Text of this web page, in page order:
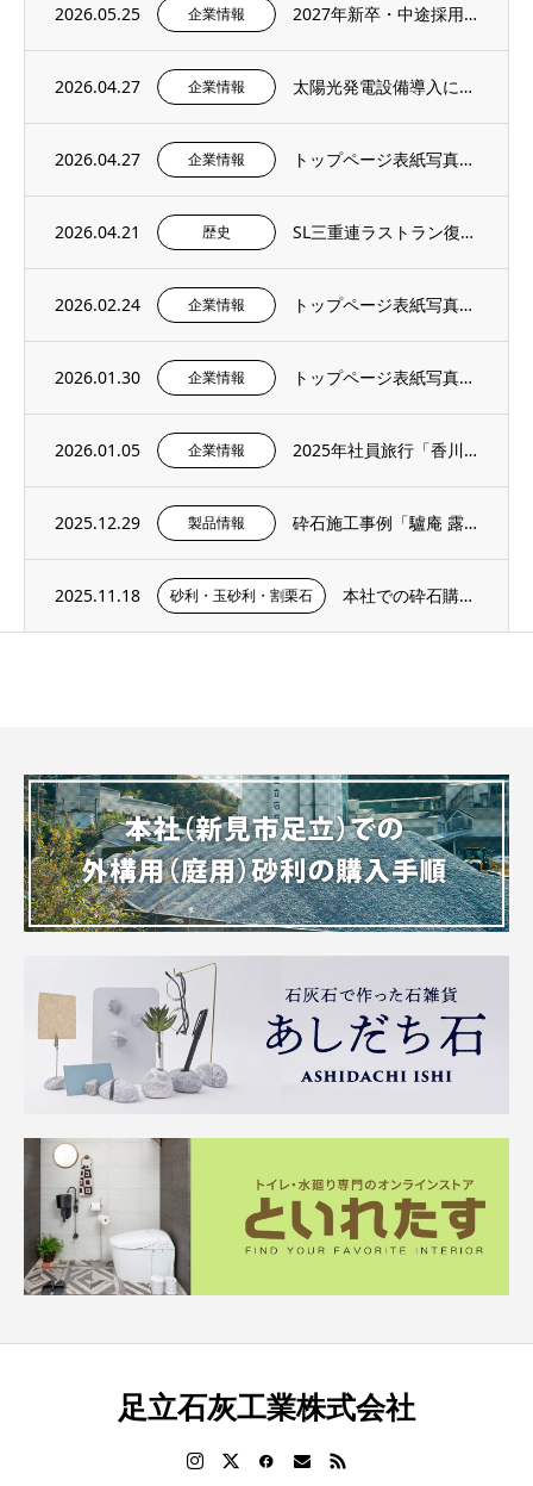
2026.05.25 企業情報 2027年新卒・中途採用情報を更新いたしました。
2026.04.27 企業情報 太陽光発電設備導入に関するお知らせ
2026.04.27 企業情報 トップページ表紙写真のご紹介 – 社内報4月号より
2026.04.21 歴史 SL三重連ラストラン復刻＆記念撮影イベントにご招待いただきました。
2026.02.24 企業情報 トップページ表紙写真のご紹介 – 社内報2月号より
2026.01.30 企業情報 トップページ表紙写真のご紹介 – 社内報1月号より
2026.01.05 企業情報 2025年社員旅行「香川・愛媛へ」
2025.12.29 製品情報 砕石施工事例「驢庵 露地 東民子庭園（高梁市）」にS-13（粒度13～5mm）を採用い...
2025.11.18 砂利・玉砂利・割栗石 本社での砕石購入手順・サンプル購入ページのご紹介
足立石灰工業株式会社